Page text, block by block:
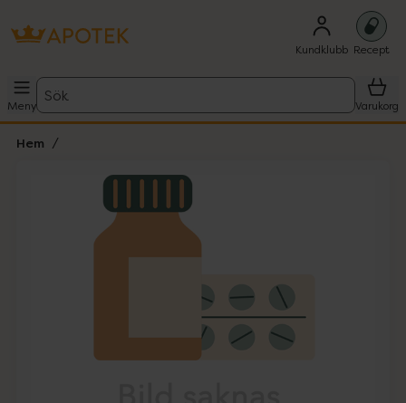
Kundklubb Recept
Meny
Sök
Varukorg
Hem
Lista: . Innehåller 1 objekt.